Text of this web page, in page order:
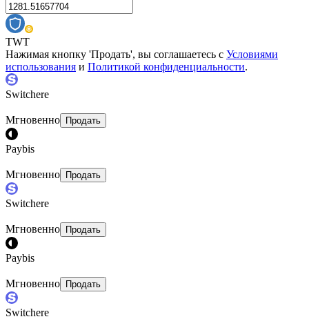
TWT
Нажимая кнопку 'Продать', вы соглашаетесь с Условиями
использования и Политикой конфиденциальности.
Switchere
Мгновенно Продать
Paybis
Мгновенно Продать
Switchere
Мгновенно Продать
Paybis
Мгновенно Продать
Switchere